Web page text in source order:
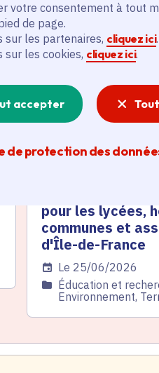
votre consentement à tout
de page.
sur les partenaires, cliquez ici.
sur les cookies, cliquez ici.
accepter
de protection des
Actualité
pour les lycées,
communes et
d'Île-de-France
Date de l'arrêté
Le 25/06/2026
Catégorie
Éducation et
Environnement,